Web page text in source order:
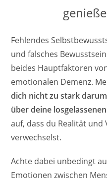
Fehlendes
und falsches
beides Hauptfaktoren
emotionalen Demenz.
dich nicht zu stark
über deine
auf, dass du Realität
verwechselst.
Achte dabei unbedingt
Emotionen zwischen